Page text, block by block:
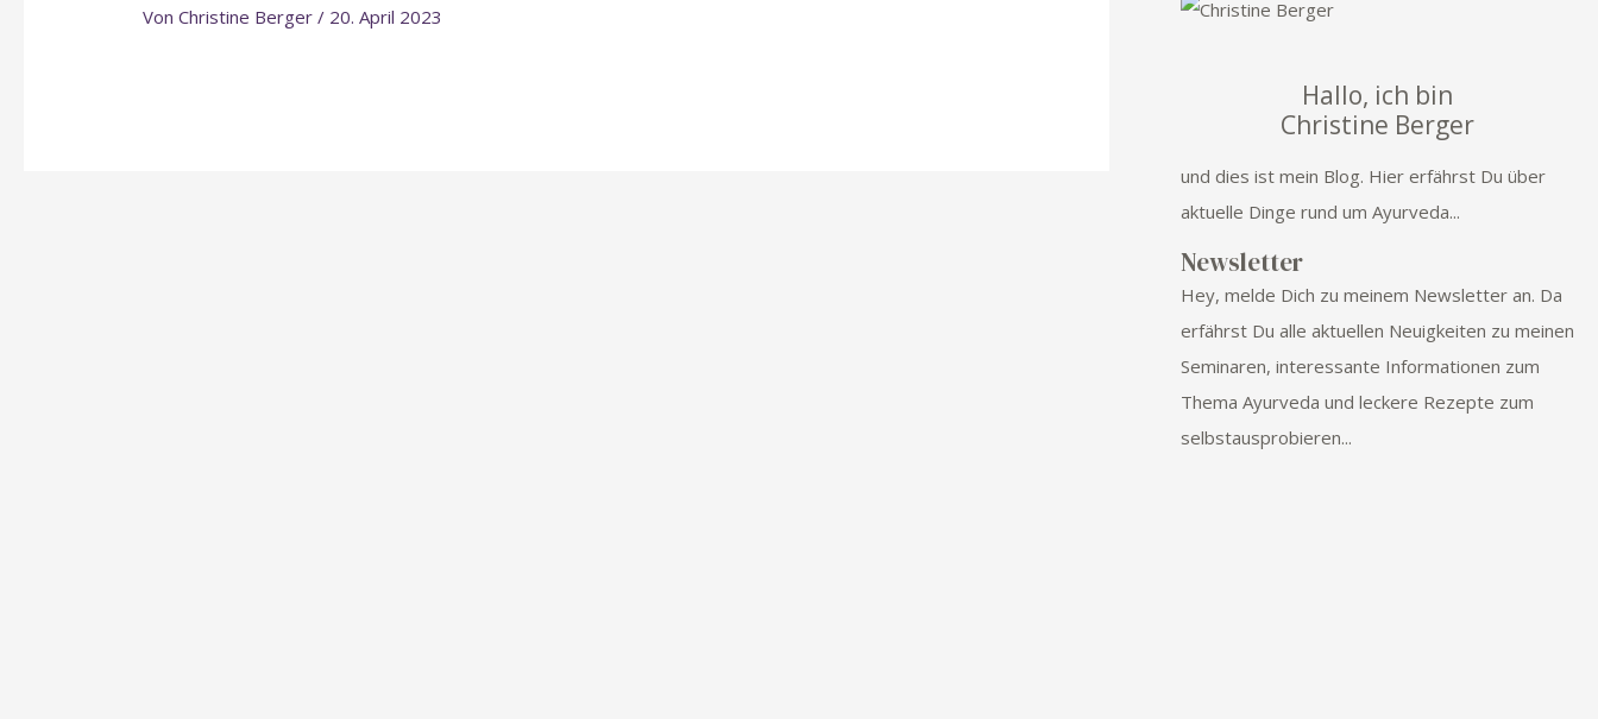
VonChristine Berger/ 20. April 2023
Hallo, ich bin
Christine Berger
und dies ist mein Blog. Hier erfährst Du über
aktuelle Dinge rund um Ayurveda...
Newsletter
Hey, melde Dich zu meinem Newsletter an. Da
erfährst Du alle aktuellen Neuigkeiten zu meinen
Seminaren, interessante Informationen zum
Thema Ayurveda und leckere Rezepte zum
selbstausprobieren...